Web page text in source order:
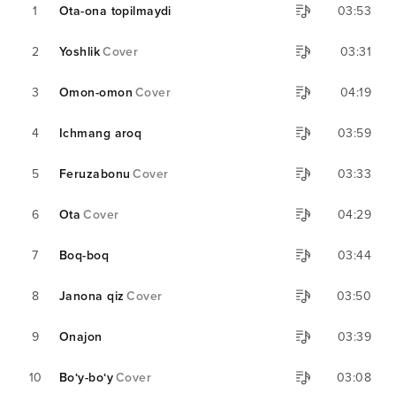
1 Ota-ona topilmaydi 03:53
2 YoshlikCover 03:31
3 Omon-omon Cover 04:19
4 Ichmang aroq 03:59
5 Feruzabonu Cover 03:33
6 Ota Cover 04:29
7 Boq-boq 03:44
8 Janona qiz Cover 03:50
9 Onajon 03:39
10 Bo‘y-bo‘yCover 03:08